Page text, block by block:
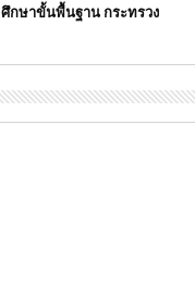
ศึกษาขั้นพื้นฐาน กระทรวง